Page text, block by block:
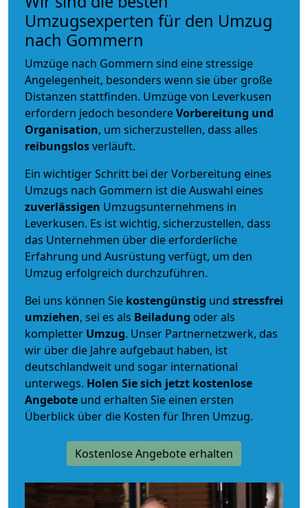
Umzugsexperten für den Umzug
nach Gommern
Umzüge nach Gommern sind eine stressige
Angelegenheit, besonders wenn sie über große
Distanzen stattfinden. Umzüge von Leverkusen
erfordern jedoch besondereVorbereitung und
Organisation, um sicherzustellen, dass alles
reibungslosverläuft.
Ein wichtiger Schritt bei der Vorbereitung eines
Umzugs nach Gommern ist die Auswahl eines
zuverlässigen Umzugsunternehmens in
Leverkusen. Es ist wichtig, sicherzustellen, dass
das Unternehmen über die erforderliche
Erfahrung und Ausrüstung verfügt, um den
Umzug erfolgreich durchzuführen.
Bei uns können Sie kostengünstig und stressfrei
umziehen, sei es als Beiladung oder als
kompletter Umzug. Unser Partnernetzwerk, das
wir über die Jahre aufgebaut haben, ist
deutschlandweit und sogar international
unterwegs. Holen Sie sich jetzt kostenlose
Angebote und erhalten Sie einen ersten
Überblick über die Kosten für Ihren Umzug.
Kostenlose Angebote erhalten